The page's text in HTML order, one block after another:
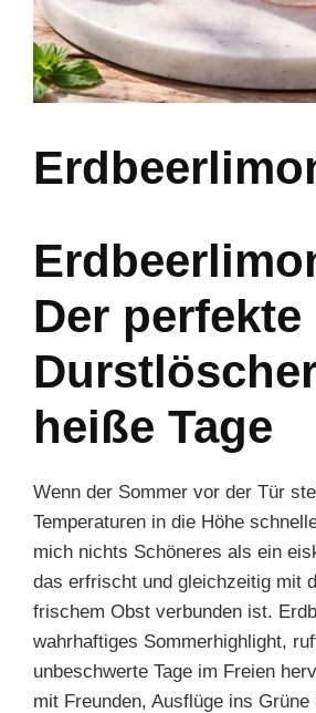
Der perfekte
heiße Tage
Wenn der Sommer vor der Tür
Temperaturen in die Höhe
mich nichts Schöneres als ein
das erfrischt und gleichzeitig mit
frischem Obst verbunden ist.
wahrhaftiges Sommerhighlight,
unbeschwerte Tage im Freien
mit Freunden, Ausflüge ins